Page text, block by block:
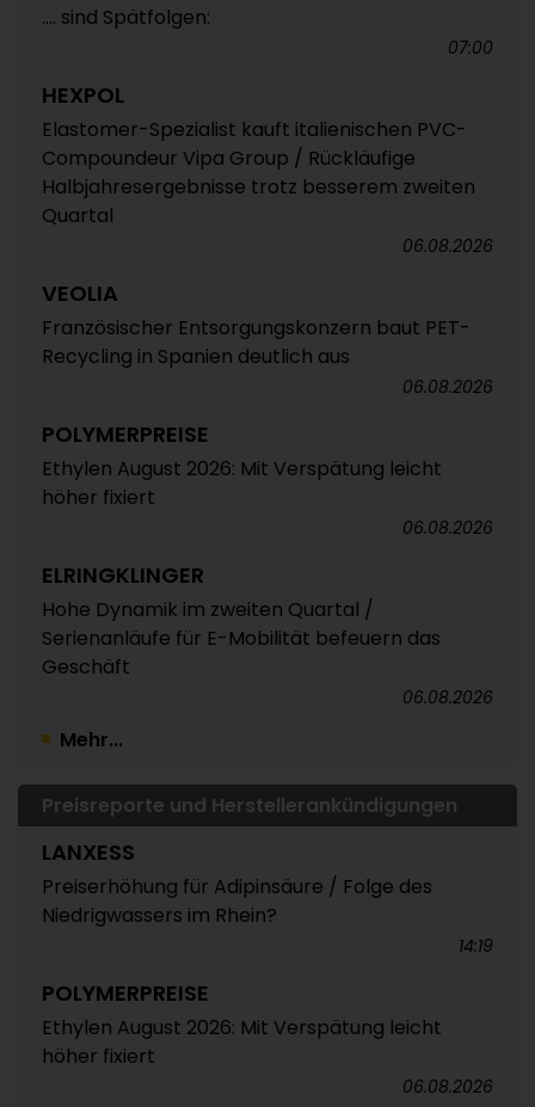
.... sind Spätfolgen:
07:00
HEXPOL
Elastomer-Spezialist kauft italienischen PVC-
Compoundeur Vipa Group / Rückläufige
Halbjahresergebnisse trotz besserem zweiten
Quartal
06.08.2026
VEOLIA
Französischer Entsorgungskonzern baut PET-
Recycling in Spanien deutlich aus
06.08.2026
POLYMERPREISE
Ethylen August 2026: Mit Verspätung leicht
höher fixiert
06.08.2026
ELRINGKLINGER
Hohe Dynamik im zweiten Quartal /
Serienanläufe für E-Mobilität befeuern das
Geschäft
06.08.2026
Mehr...
Preisreporte und Herstellerankündigungen
LANXESS
Preiserhöhung für Adipinsäure / Folge des
Niedrigwassers im Rhein?
14:19
POLYMERPREISE
Ethylen August 2026: Mit Verspätung leicht
höher fixiert
06.08.2026